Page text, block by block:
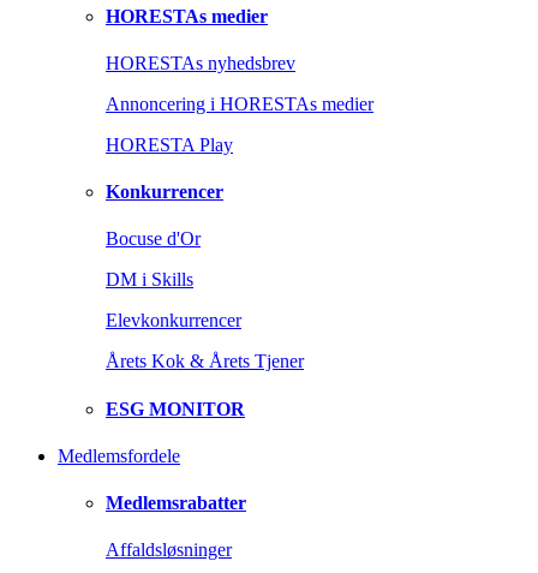
HORESTAs medier
HORESTAs nyhedsbrev
Annoncering i HORESTAs medier
HORESTA Play
Konkurrencer
Bocuse d'Or
DM i Skills
Elevkonkurrencer
Årets Kok & Årets Tjener
ESG MONITOR
Medlemsfordele
Medlemsrabatter
Affaldsløsninger